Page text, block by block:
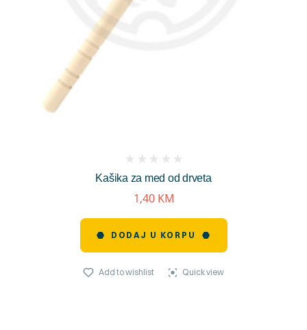
Kašika za med od drveta
reviews)
1,40 KM
DODAJ U KORPU
Add to wishlist Quick view